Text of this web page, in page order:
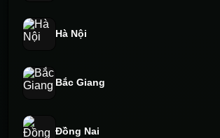
Hà Nội
Bắc Giang
Đồng Nai